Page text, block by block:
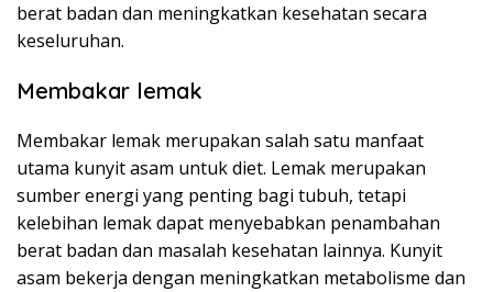
berat badan dan meningkatkan kesehatan secara
keseluruhan.
Membakar lemak
Membakar lemak merupakan salah satu manfaat
utama kunyit asam untuk diet. Lemak merupakan
sumber energi yang penting bagi tubuh, tetapi
kelebihan lemak dapat menyebabkan penambahan
berat badan dan masalah kesehatan lainnya. Kunyit
asam bekerja dengan meningkatkan metabolisme dan